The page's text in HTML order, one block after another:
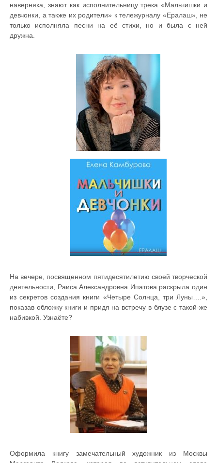
наверняка, знают как исполнительницу трека «Мальчишки и
девчонки, а также их родители» к тележурналу «Ералаш», не
только исполняла песни на её стихи, но и была с ней
дружна.
На вечере, посвященном пятидесятилетию своей творческой
деятельности, Раиса Александровна Ипатова раскрыла один
из секретов создания книги «Четыре Солнца, три Луны….»,
показав обложку книги и придя на встречу в блузе с такой-же
набивкой. Узнаёте?
Оформила книгу замечательный художник из Москвы